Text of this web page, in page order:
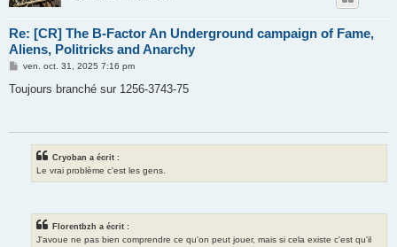
Re: [CR] The B-Factor An Underground campaign of Fame,
Aliens, Politricks and Anarchy
M
s
ven. oct. 31, 2025 7:16 pm
Toujours branché sur 1256-3743-75
Cryoban a écrit :
Le vrai problème c'est les gens.
Florentbzh a écrit :
J'avoue ne pas bien comprendre ce qu'on peut jouer, mais si cela existe c'est qu'il